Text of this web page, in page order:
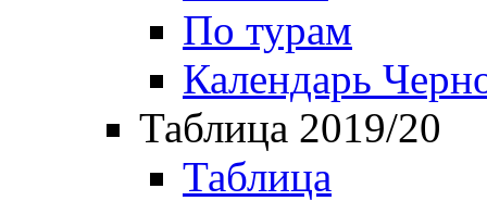
По турам
Календарь
Таблица 2019/20
Таблица